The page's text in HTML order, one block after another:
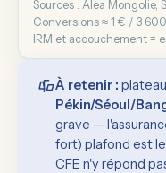
Sources : Alea Mongolie,
Conversions ≈ 1 € / 3
IRM et accouchement =
À retenir :
Pékin/Séoul/
grave —
fort) plafond est
CFE n'y répond